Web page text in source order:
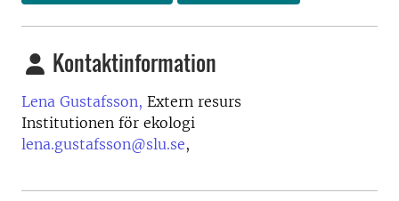
Kontaktinformation
Lena Gustafsson, Extern resurs
Institutionen för ekologi
lena.gustafsson@slu.se,